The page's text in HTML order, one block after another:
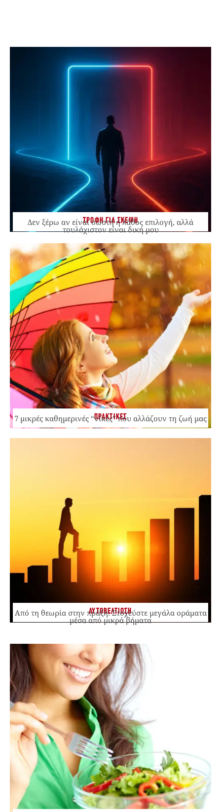
ΤΡΟΦΗ ΓΙΑ ΣΚΕΨΗ
Δεν ξέρω αν είναι σωστή ή λάθος επιλογή, αλλά
τουλάχιστον είναι δική μου
ΠΡΑΚΤΙΚΕΣ
7 μικρές καθημερινές “νίκες” που αλλάζουν τη ζωή μας
ΑΥΤΟΒΕΛΤΙΩΣΗ
Από τη θεωρία στην πράξη: Στοχεύστε μεγάλα οράματα
μέσα από μικρά βήματα